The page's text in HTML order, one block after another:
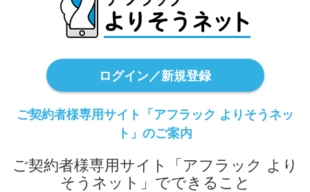
ログイン／新規登録
ご契約者様専用サイト「アフラック よりそうネッ
ト」のご案内
ご契約者様専用サイト「アフラック より
そうネット」でできること